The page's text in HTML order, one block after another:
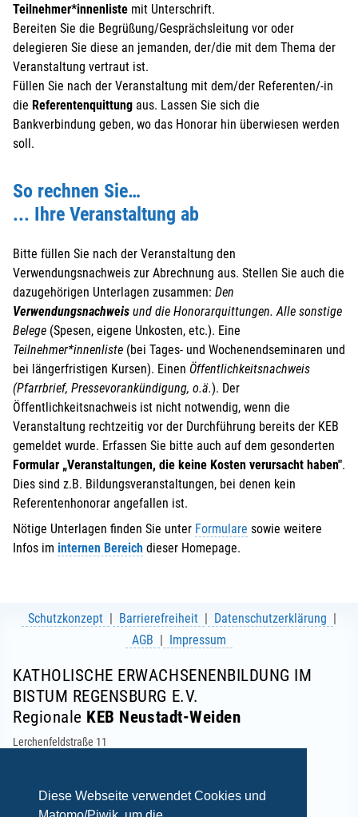
Diese Webseite verwendet Cookies und
Teilnehmer*innenliste mit Unterschrift.
Bereiten Sie die Begrüßung/Gesprächsleitung vor oder
delegieren Sie diese an jemanden, der/die mit dem Thema der
Veranstaltung vertraut ist.
Füllen Sie nach der Veranstaltung mit dem/der Referenten/-in
die Referentenquittung aus. Lassen Sie sich die
Bankverbindung geben, wo das Honorar hin überwiesen werden
soll.
So rechnen Sie…
... Ihre Veranstaltung ab
Bitte füllen Sie nach der Veranstaltung den
Verwendungsnachweis zur Abrechnung aus. Stellen Sie auch die
dazugehörigen Unterlagen zusammen: Den
Verwendungsnachweis und die Honorarquittungen. Alle sonstige
Belege (Spesen, eigene Unkosten, etc.). Eine
Teilnehmer*innenliste (bei Tages- und Wochenendseminaren und
bei längerfristigen Kursen). Einen Öffentlichkeitsnachweis
(Pfarrbrief, Pressevorankündigung, o.ä.). Der
Öffentlichkeitsnachweis ist nicht notwendig, wenn die
Veranstaltung rechtzeitig vor der Durchführung bereits der KEB
gemeldet wurde. Erfassen Sie bitte auch auf dem gesonderten
Formular „Veranstaltungen, die keine Kosten verursacht haben".
Dies sind z.B. Bildungsveranstaltungen, bei denen kein
Referentenhonorar angefallen ist.
Nötige Unterlagen finden Sie unter Formulare sowie weitere
Infos im internen Bereich dieser Homepage.
Schutzkonzept Barrierefreiheit
Datenschutzerklärung
AGB
Impressum
KATHOLISCHE ERWACHSENENBILDUNG IM
BISTUM REGENSBURG E.V.
Regionale KEB Neustadt-Weiden
Lerchenfeldstraße 11
E-Mail:info(at)keb-neustadt-weiden.de